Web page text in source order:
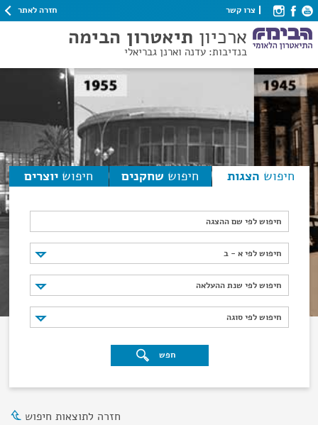
צרו קשר חזרה לאתר
ארכיון תיאטרון הבימה
בנדיבות: עדנה וארנן גבריאלי
חיפוש הצגות חיפוש שחקנים חיפוש יוצרים
חיפוש לפי שם ההצגה
חיפוש לפי א - ב
חיפוש לפי א - ב
חיפוש לפי שנת ההעלאה
חיפוש לפי שנת ההעלאה
חיפוש לפי סוגה
חיפוש לפי סוגה
חפש
חזרה לתוצאות חיפוש